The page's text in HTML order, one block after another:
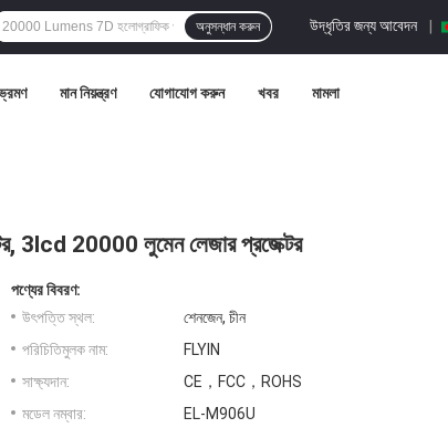
উদ্ধৃতির জন্য আবেদন |
অনুসন্ধান করুন
মান নিয়ন্ত্রণ যোগাযোগ করুন খবর মামলা
3lcd 20000 লুমেন লেজার প্রজেক্টর
পণ্যের বিবরণ:
উৎপত্তি স্থল:
শেনজেন, চীন
পরিচিতিমুলক নাম:
FLYIN
সাক্ষ্যদান:
CE，FCC，ROHS
মডেল নম্বার:
EL-M906U